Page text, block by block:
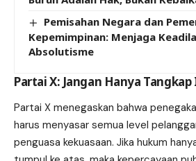
Pemisahan Negara dan
Kepemimpinan: Menjaga
Absolutisme
Partai X: Jangan Hanya
Partai X menegaskan bahwa
harus menyasar semua level
penguasa kekuasaan. Jika hukum